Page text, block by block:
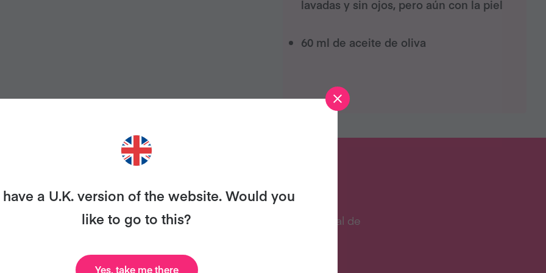
lavadas y sin ojos, pero aún con la piel
60 ml de aceite de oliva
con Veganuary y te enviaremos nuestro libro de cocina digital de
a U.K. version of the website. Would you
like to go to this?
Yes, take me there